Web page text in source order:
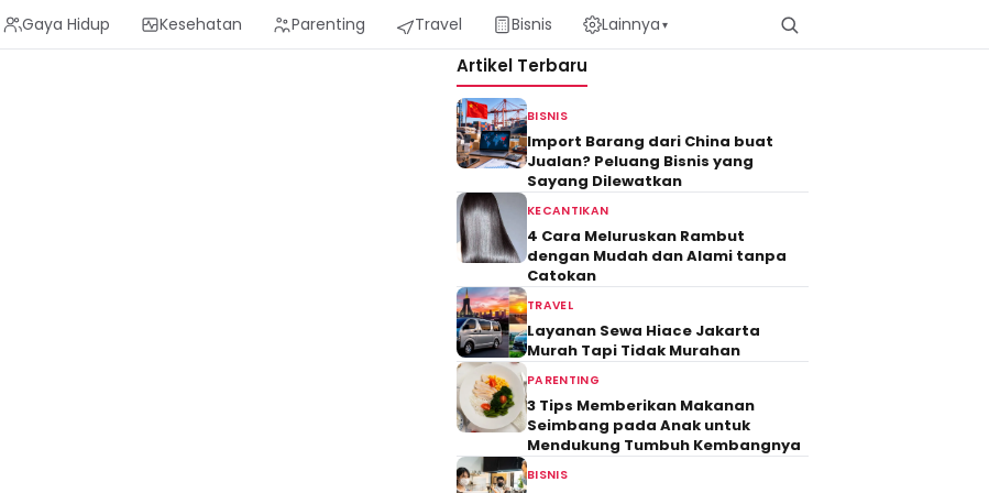
Gaya Hidup Kesehatan Parenting Travel Bisnis Lainnya ▾
Artikel Terbaru
BISNIS
Import Barang dari China buat
Jualan? Peluang Bisnis yang
Sayang Dilewatkan
KECANTIKAN
4 Cara Meluruskan Rambut
dengan Mudah dan Alami tanpa
Catokan
TRAVEL
Layanan Sewa Hiace Jakarta
Murah Tapi Tidak Murahan
PARENTING
3 Tips Memberikan Makanan
Seimbang pada Anak untuk
Mendukung Tumbuh Kembangnya
BISNIS